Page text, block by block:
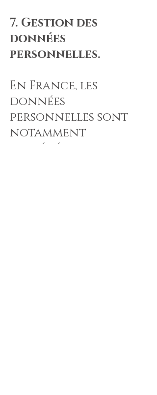
7. Gestion des
données
personnelles.
En France, les
données
personnelles sont
notamment
protégées par la loi